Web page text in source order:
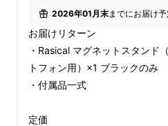
2026年01月末までにお届け予
お届けリターン
・Rasical マグネットスタンド
トフォン用）×1 ブラックのみ
・付属品一式
定価